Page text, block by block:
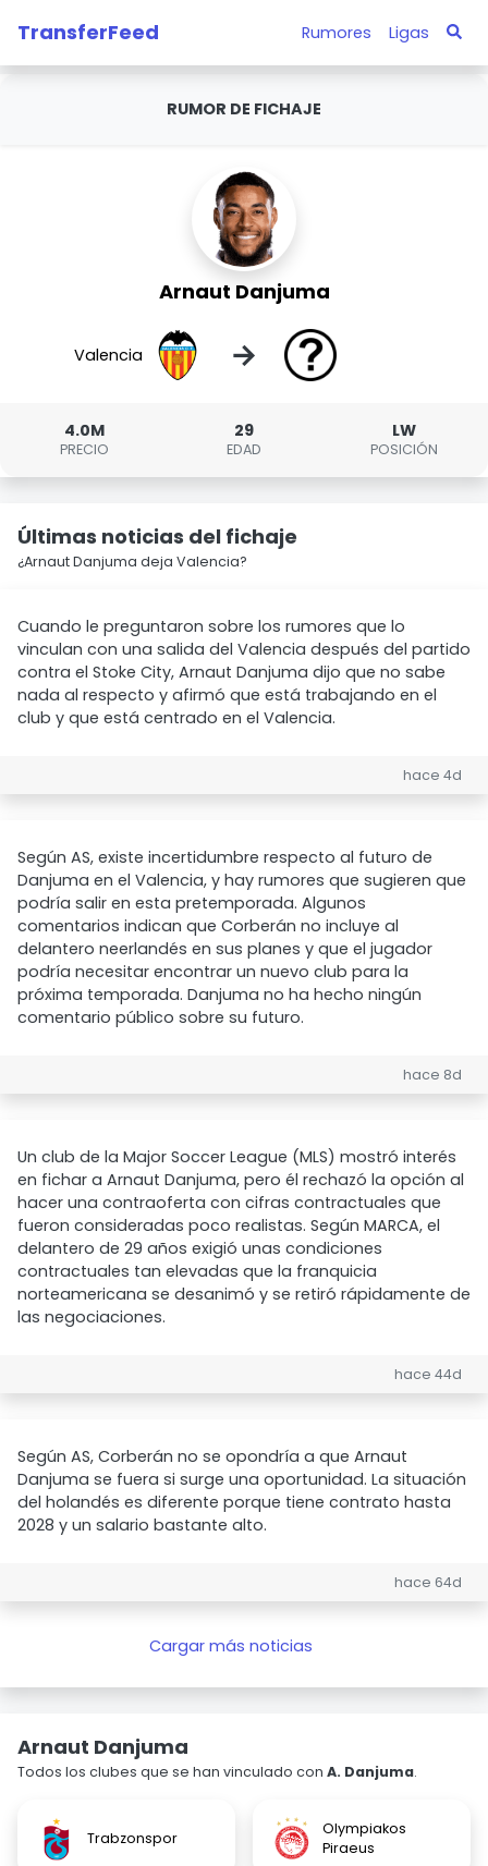
TransferFeed Rumores Ligas
RUMOR DE FICHAJE
Arnaut Danjuma
Valencia →
4.0M
PRECIO
29
EDAD
LW
POSICIÓN
Últimas noticias del fichaje
¿Arnaut Danjuma deja Valencia?
Cuando le preguntaron sobre los rumores que lo
vinculan con una salida del Valencia después del partido
contra el Stoke City, Arnaut Danjuma dijo que no sabe
nada al respecto y afirmó que está trabajando en el
club y que está centrado en el Valencia.
hace 4d
Según AS, existe incertidumbre respecto al futuro de
Danjuma en el Valencia, y hay rumores que sugieren que
podría salir en esta pretemporada. Algunos
comentarios indican que Corberán no incluye al
delantero neerlandés en sus planes y que el jugador
podría necesitar encontrar un nuevo club para la
próxima temporada. Danjuma no ha hecho ningún
comentario público sobre su futuro.
hace 8d
Un club de la Major Soccer League (MLS) mostró interés
en fichar a Arnaut Danjuma, pero él rechazó la opción al
hacer una contraoferta con cifras contractuales que
fueron consideradas poco realistas. Según MARCA, el
delantero de 29 años exigió unas condiciones
contractuales tan elevadas que la franquicia
norteamericana se desanimó y se retiró rápidamente de
las negociaciones.
hace 44d
Según AS, Corberán no se opondría a que Arnaut
Danjuma se fuera si surge una oportunidad. La situación
del holandés es diferente porque tiene contrato hasta
2028 y un salario bastante alto.
hace 64d
Cargar más noticias
Arnaut Danjuma
Todos los clubes que se han vinculado con A. Danjuma.
Trabzonspor
Olympiakos
Piraeus